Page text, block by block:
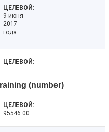
9 июня
2017
года
(number)
95546.00